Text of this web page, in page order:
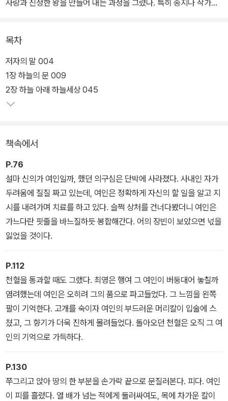
사랑과 진정한 왕을 만들어 내는 과정을 그렸다. 특히 송지나 작가는
송지나 작가는 이번 장편소설 <신의>를 통해 누진다초점렌즈의 기법
으로 그때그때 상황에 따라 다양한 시선으로 사건과 사물을 포착한
다. 독특하면서도 개성에 충실한 등장인물들은 끊임없이 긴장과 충돌
을 유발하고, 영상의 한 장면처럼 짧게 조각내어 병치한 단락들은 독
작가에게서 문체는 가수의 목소리에 다름 아니다. 주지하는 바와 같
이 문체를 좌우하는 것은 서술, 묘사, 대화체다. 이번 장편소설 <신의
>에 나타난 '서술과 묘사'는 천천히 뚜벅뚜벅 걸어가는 게 아니라 우
달치 대원의 걸음처럼 날래고 정확하다. 작가의 특장점인 정곡을 찌
르는 '대화체'는 독자의 감성을 여지없이 건드린다.
목차
저자의 말 004
1장 하늘의 문 009
2장 하늘 아래 하늘세상 045
책속에서
P.76
설마 신의가 여인일까, 했던 의구심은 단박에 사라졌다. 사내인 자가
두려움에 질질 짜고 있는데, 여인은 정확하게 자신의 할 일을 알고 지
시를 내려가며 치료를 하고 있다. 슬쩍 상처를 건너다봤더니 여인은
가느다란 핏줄을 바느질하듯 봉합해간다. 어의 장빈이 보았으면 넋을
잃었을 것이다.
P.112
천혈을 통과할 때도 그랬다. 최영은 행여 그 여인이 버둥대어 놓칠까
염려했는데 여인은 오히려 그의 품으로 파고들었다. 그 느낌을 왼쪽
팔이 기억한다. 고개를 숙이자 여인의 부드러운 머리칼이 입술에 스
쳤고, 그 향기가 더욱 진하게 몰려들었다. 돌아오던 천혈은 오직 그 여
인의 기억으로 가득하다.
P.130
쭈그리고 앉아 땅의 한 부분을 손가락 끝으로 문질러본다. 피다. 여인
이 피를 흘렸다. 열 배가 넘는 적에게 둘러싸여도, 목에 차가운 칼이